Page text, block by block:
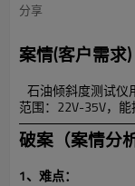
分享
案情(客户需求)
石油倾斜度测试仪
范围：22V-35V，能
破案（案情分析
1、难点：